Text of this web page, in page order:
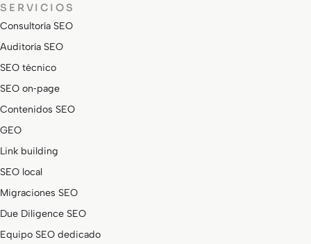
SERVICIOS
Consultoría SEO
Auditoría SEO
SEO técnico
SEO on‑page
Contenidos SEO
GEO
Link building
SEO local
Migraciones SEO
Due Diligence SEO
Equipo SEO dedicado